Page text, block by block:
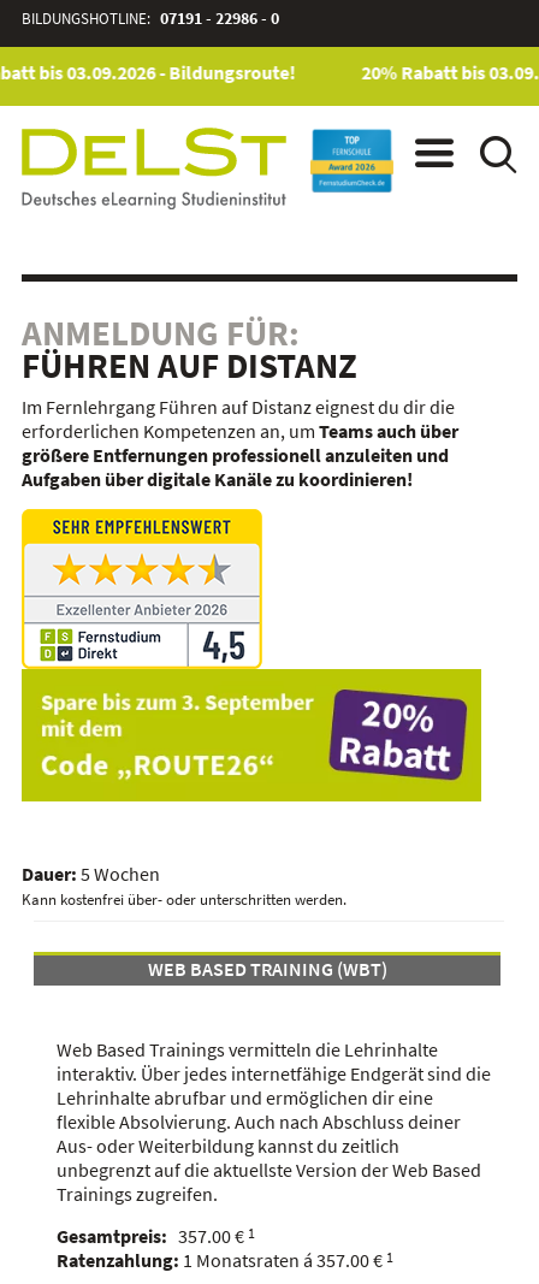
BILDUNGSHOTLINE: 07191 - 22986 - 0
bis 03.09.2026 - Bildungsroute! 20% Rabatt bis
ANMELDUNG FÜR:
FÜHREN AUF DISTANZ
Im Fernlehrgang Führen auf Distanz eignest du dir die
erforderlichen Kompetenzen an, um Teams auch über
größere Entfernungen professionell anzuleiten und
Aufgaben über digitale Kanäle zu koordinieren!
Dauer: 5 Wochen
Kann kostenfrei über- oder unterschritten werden.
WEB BASED TRAINING (WBT)
Web Based Trainings vermitteln die Lehrinhalte
interaktiv. Über jedes internetfähige Endgerät sind die
Lehrinhalte abrufbar und ermöglichen dir eine
flexible Absolvierung. Auch nach Abschluss deiner
Aus- oder Weiterbildung kannst du zeitlich
unbegrenzt auf die aktuellste Version der Web Based
Trainings zugreifen.
Gesamtpreis: 357.00€ 1
Ratenzahlung: 1 Monatsraten á357.00€ 1